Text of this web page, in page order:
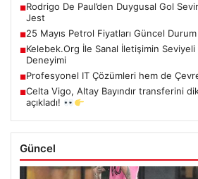
■Rodrigo De Paul’den Duygusal Gol
Jest
■25 Mayıs Petrol Fiyatları Güncel
■Kelebek.Org İle Sanal İletişimin
Deneyimi
■Profesyonel IT Çözümleri hem de
■Celta Vigo, Altay Bayındır transferini
açıkladı!
Güncel